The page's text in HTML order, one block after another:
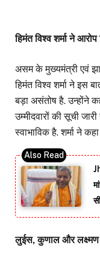
हिमंत विश्व शर्मा ने
असम के मुख्यमंत्री एवं
हिमंत विश्व शर्मा ने इस
बड़ा असंतोष है. उन्होंने
उम्मीदवारों की सूची
स्वाभाविक है. शर्मा ने
लुईस, कुणाल और लक्ष्मण